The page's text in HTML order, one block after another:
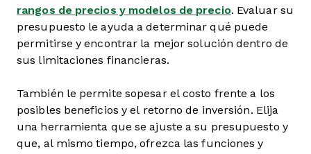
rangos de precios y modelos de precio. Evaluar su
presupuesto le ayuda a determinar qué puede
permitirse y encontrar la mejor solución dentro de
sus limitaciones financieras.
También le permite sopesar el costo frente a los
posibles beneficios y el retorno de inversión. Elija
una herramienta que se ajuste a su presupuesto y
que, al mismo tiempo, ofrezca las funciones y